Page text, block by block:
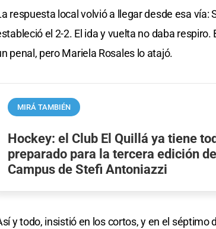
respuesta local volvió a llegar desde esa
el 2-2. El ida y vuelta no daba
penal, pero Mariela Rosales lo atajó.
MIRÁ TAMBIÉN
Hockey: el Club El Quillá ya tiene
preparado para la tercera edición
Campus de Stefi Antoniazzi
y todo, insistió en los cortos, y en el